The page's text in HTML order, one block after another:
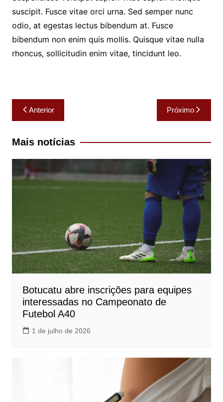
suscipit. Fusce vitae orci urna. Sed semper nunc
odio, at egestas lectus bibendum at. Fusce
bibendum non enim quis mollis. Quisque vitae nulla
rhoncus, sollicitudin enim vitae, tincidunt leo.
Navegação
de
Post
Anterior Próximo
Mais notícias
Botucatu abre inscrições para equipes
interessadas no Campeonato de
Futebol A40
1 de julho de 2026